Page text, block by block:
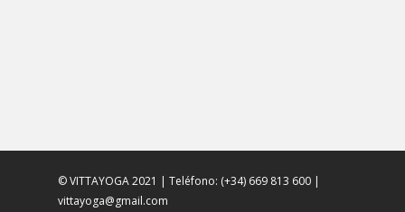
© VITTAYOGA 2021 | Teléfono: (+34) 669 813 600 |
vittayoga@gmail.com